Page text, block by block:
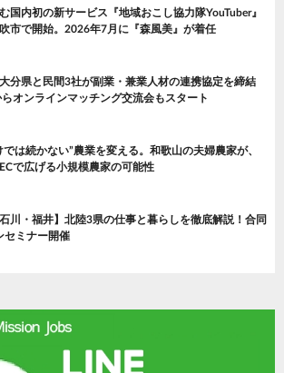
国内初の新サービス『地域おこし協力隊YouTuber』
市で開始。2026年7月に『森風美』が着任
分県と民間3社が副業・兼業人材の連携協定を締結
オンラインマッチング交流会もスタート
では続かない”農業を変える。和歌山の夫婦農家が、
で広げる小規模農家の可能性
石川・福井】北陸3県の仕事と暮らしを徹底解説！合同
セミナー開催